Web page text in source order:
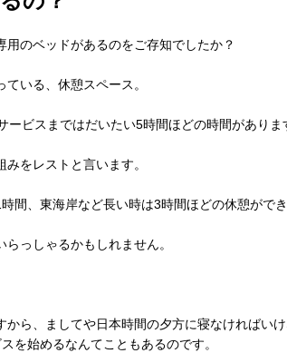
のベッドがあるのをご存知でしたか？
いる、休憩スペース。
ビスまではだいたい5時間ほどの時間がありま
をレストと言います。
間、東海岸など長い時は3時間ほどの休憩ができ
っしゃるかもしれません。
ら、ましてや日本時間の夕方に寝なければい
を始めるなんてこともあるのです。